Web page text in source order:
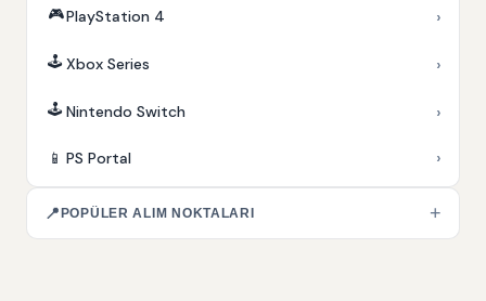
🎮PlayStation 4 ›
🕹️ Xbox Series ›
🕹️ Nintendo Switch ›
📱 PS Portal ›
📍 POPÜLER ALIM NOKTALARI +